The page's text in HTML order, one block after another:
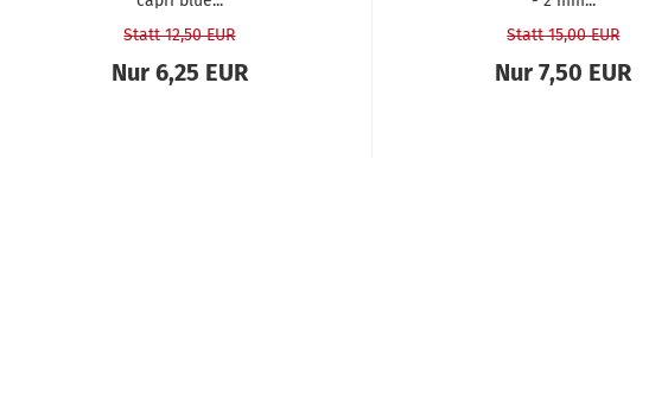
Statt 12,50 EUR
Nur 6,25 EUR
Statt 15,00 EUR
Nur 7,50 EUR